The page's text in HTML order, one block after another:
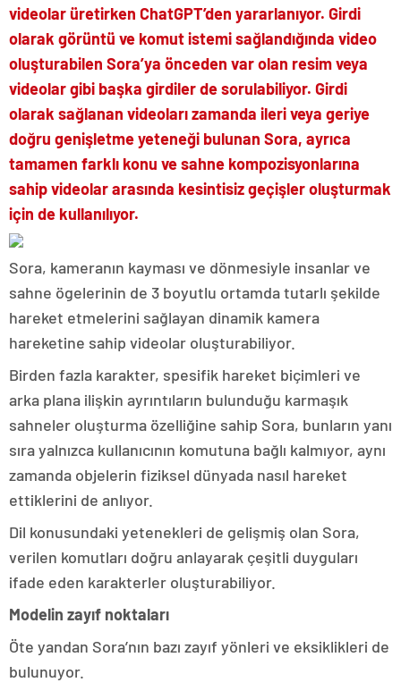
videolar üretirken ChatGPT’den yararlanıyor. Girdi
olarak görüntü ve komut istemi sağlandığında video
oluşturabilen Sora’ya önceden var olan resim veya
videolar gibi başka girdiler de sorulabiliyor. Girdi
olarak sağlanan videoları zamanda ileri veya geriye
doğru genişletme yeteneği bulunan Sora, ayrıca
tamamen farklı konu ve sahne kompozisyonlarına
sahip videolar arasında kesintisiz geçişler oluşturmak
için de kullanılıyor.
Sora, kameranın kayması ve dönmesiyle insanlar ve
sahne ögelerinin de 3 boyutlu ortamda tutarlı şekilde
hareket etmelerini sağlayan dinamik kamera
hareketine sahip videolar oluşturabiliyor.
Birden fazla karakter, spesifik hareket biçimleri ve
arka plana ilişkin ayrıntıların bulunduğu karmaşık
sahneler oluşturma özelliğine sahip Sora, bunların yanı
sıra yalnızca kullanıcının komutuna bağlı kalmıyor, aynı
zamanda objelerin fiziksel dünyada nasıl hareket
ettiklerini de anlıyor.
Dil konusundaki yetenekleri de gelişmiş olan Sora,
verilen komutları doğru anlayarak çeşitli duyguları
ifade eden karakterler oluşturabiliyor.
Modelin zayıf noktaları
Öte yandan Sora’nın bazı zayıf yönleri ve eksiklikleri de
bulunuyor.